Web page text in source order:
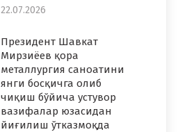
22.07.2026
Президент Шавкат
Мирзиёев қора
металлургия саноатини
янги босқичга олиб
чиқиш бўйича устувор
вазифалар юзасидан
йиғилиш ўтказмоқда